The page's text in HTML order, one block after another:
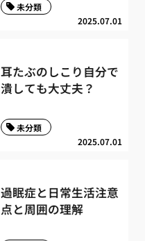
2025.07.01
未分類
耳たぶのしこり自分で
潰しても大丈夫？
2025.07.01
未分類
過眠症と日常生活注意
点と周囲の理解